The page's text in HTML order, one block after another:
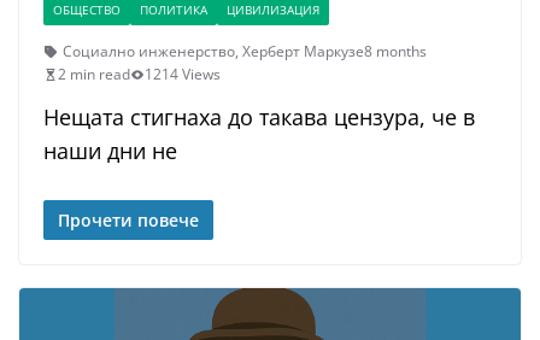
ОБЩЕСТВО ПОЛИТИКА ЦИВИЛИЗАЦИЯ
Социално инженерство, Херберт Маркузе8 months
2 min read
1214 Views
Нещата стигнаха до такава цензура, че в
наши дни не
Прочети повече